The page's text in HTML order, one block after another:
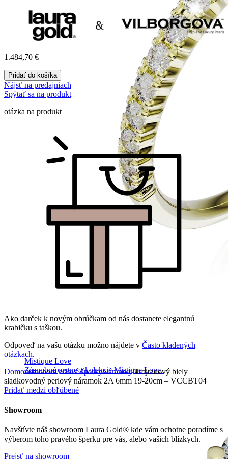
Mistique Love
Zásnubné prstne z kolekcie Mistique Love.
1.484,70 €
Pridať do košíka
Nájsť na predajniach
Spýtať sa na produkt
otázka na produkt
Ako darček k novým obrúčkam od nás dostanete elegantnú
krabičku s taškou.
Odpoveď na vašu otázku možno nájdete v Často kladených
otázkach.
DomovObchodPerlové šperkyNáramkyTrojradový biely
sladkovodný perlový náramok 2A 6mm 19-20cm – VCCBT04
Pridať medzi obľúbené
Showroom
Navštívte náš showroom Laura Gold® kde vám ochotne poradíme s
výberom toho pravého šperku pre vás, alebo vašich blízkych.
Prejsť na showroom